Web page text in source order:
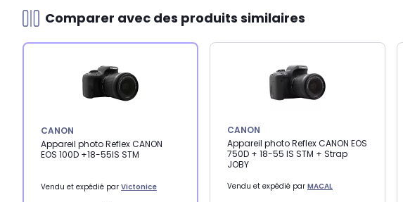
Comparer avec des produits similaires
CANON
Appareil photo Reflex CANON
EOS 100D +18-55IS STM
Vendu et expédié par Victonice
CANON
Appareil photo Reflex CANON EOS
750D + 18-55 IS STM + Strap
JOBY
Vendu et expédié par MACAL